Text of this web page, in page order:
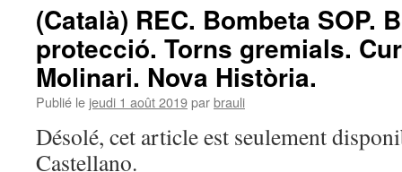
(Català) REC. Bombeta SOP.
protecció. Torns gremials.
Molinari. Nova Història.
Publié le jeudi 1 août 2019parbrauli
Désolé, cet article est seulement
Castellano.